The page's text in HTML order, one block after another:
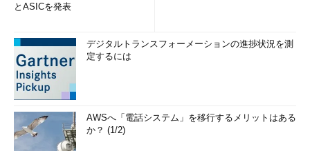
とASICを発表
デジタルトランスフォーメーションの進捗状況を測
定するには
AWSへ「電話システム」を移行するメリットはある
か？ (1/2)